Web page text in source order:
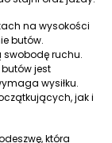
na wysokości
butów.
swobodę ruchu.
jest
wysiłku.
jak i
która